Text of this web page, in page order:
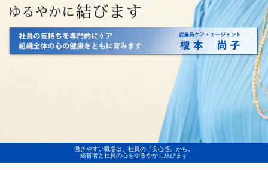
働きやすい職場は、社員の『安心感』から。
経営者と社員の心をゆるやかに結びます